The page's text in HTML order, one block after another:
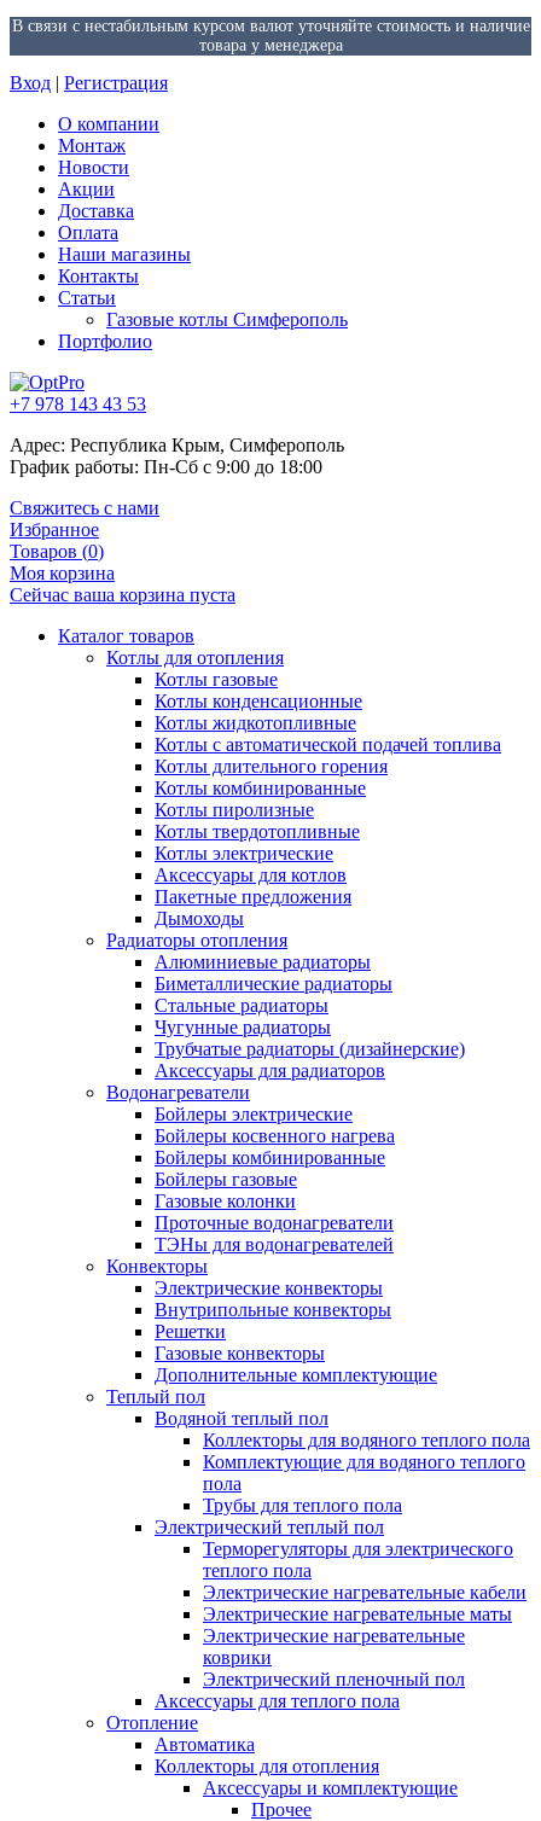
В связи с нестабильным курсом валют уточняйте стоимость и наличие
товара у менеджера
Вход | Регистрация
О компании
Монтаж
Новости
Акции
Доставка
Оплата
Наши магазины
Контакты
Статьи
Газовые котлы Симферополь
Портфолио
+7 978 143 43 53
Адрес: Республика Крым, Симферополь
График работы: Пн-Сб с 9:00 до 18:00
Свяжитесь с нами
Избранное
Товаров (0)
Моя корзина
Сейчас ваша корзина пуста
Каталог товаров
Котлы для отопления
Котлы газовые
Котлы конденсационные
Котлы жидкотопливные
Котлы с автоматической подачей топлива
Котлы длительного горения
Котлы комбинированные
Котлы пиролизные
Котлы твердотопливные
Котлы электрические
Аксессуары для котлов
Пакетные предложения
Дымоходы
Радиаторы отопления
Алюминиевые радиаторы
Биметаллические радиаторы
Стальные радиаторы
Чугунные радиаторы
Трубчатые радиаторы (дизайнерские)
Аксессуары для радиаторов
Водонагреватели
Бойлеры электрические
Бойлеры косвенного нагрева
Бойлеры комбинированные
Бойлеры газовые
Газовые колонки
Проточные водонагреватели
ТЭНы для водонагревателей
Конвекторы
Электрические конвекторы
Внутрипольные конвекторы
Решетки
Газовые конвекторы
Дополнительные комплектующие
Теплый пол
Водяной теплый пол
Коллекторы для водяного теплого пола
Комплектующие для водяного теплого
пола
Трубы для теплого пола
Электрический теплый пол
Терморегуляторы для электрического
теплого пола
Электрические нагревательные кабели
Электрические нагревательные маты
Электрические нагревательные
коврики
Электрический пленочный пол
Аксессуары для теплого пола
Отопление
Автоматика
Коллекторы для отопления
Аксессуары и комплектующие
Прочее